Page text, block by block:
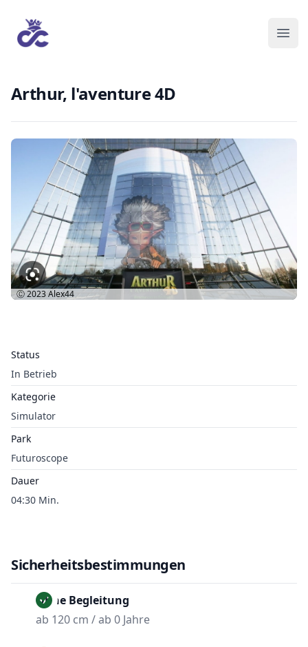
Arthur, l'aventure 4D
Status
In Betrieb
Kategorie
Simulator
Park
Futuroscope
Dauer
04:30 Min.
Ⓒ 2023Alex44
Sicherheitsbestimmungen
Ohne Begleitung
ab 120 cm / ab 0 Jahre